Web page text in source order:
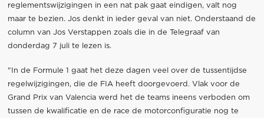
reglementswijzigingen in een nat pak gaat eindigen, valt nog
maar te bezien. Jos denkt in ieder geval van niet. Onderstaand de
column van Jos Verstappen zoals die in de Telegraaf van
donderdag 7 juli te lezen is.
"In de Formule 1 gaat het deze dagen veel over de tussentijdse
regelwijzigingen, die de FIA heeft doorgevoerd. Vlak voor de
Grand Prix van Valencia werd het de teams ineens verboden om
tussen de kwalificatie en de race de motorconfiguratie nog te